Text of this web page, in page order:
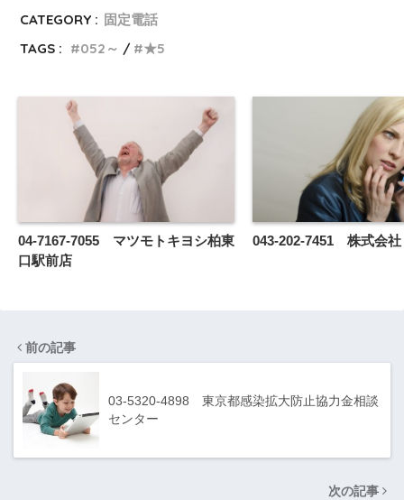
CATEGORY : 固定電話
TAGS :
052～ ★5
04-7167-7055 マツモトキヨシ柏東
口駅前店
043-202-7451 株式会社
前の記事
03-5320-4898 東京都感染拡大防止協力金相談
センター
次の記事